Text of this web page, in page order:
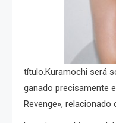
título.Kuramochi será
ganado precisamente
Revenge»,